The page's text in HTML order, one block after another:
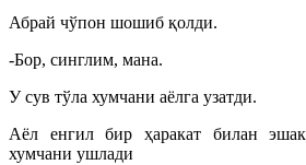
Абрай чўпон шошиб қолди.
-Бор, синглим, мана.
У сув тўла хумчани аёлга узатди.
Аёл енгил бир ҳаракат билан
хумчани ушлади